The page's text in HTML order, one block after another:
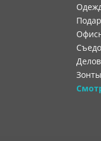
Зонты